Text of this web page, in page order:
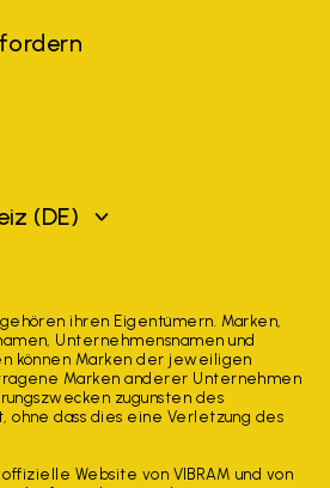
(DE)
ihren Eigentümern. Marken,
Unternehmensnamen und
können Marken der jeweiligen
Marken anderer Unternehmen
zugunsten des
ohne dass dies eine Verletzung des
Website von VIBRAM und von